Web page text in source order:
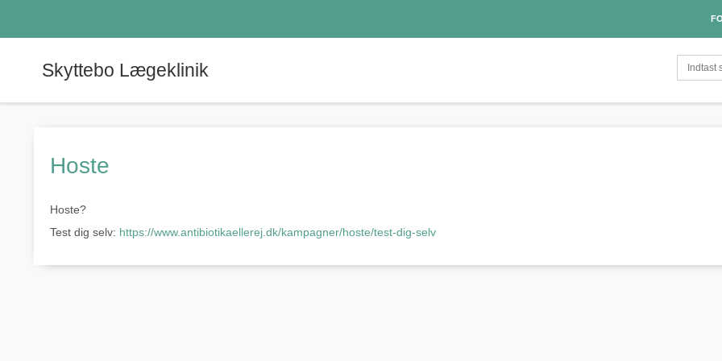
Skyttebo Lægeklinik
Hoste
Hoste?
Test dig selv: https://www.antibiotikaellerej.dk/kampagner/hoste/test-dig-selv